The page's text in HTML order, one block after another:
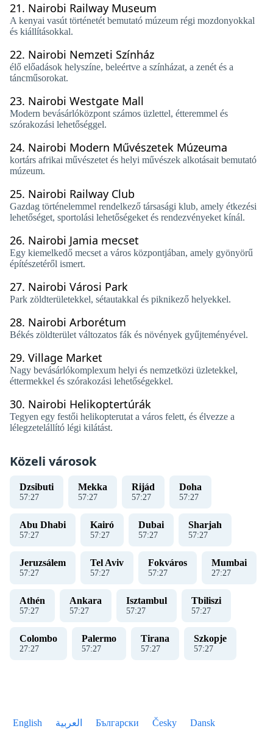
21. Nairobi Railway Museum
A kenyai vasút történetét bemutató múzeum régi mozdonyokkal
és kiállításokkal.
22. Nairobi Nemzeti Színház
élő előadások helyszíne, beleértve a színházat, a zenét és a
táncműsorokat.
23. Nairobi Westgate Mall
Modern bevásárlóközpont számos üzlettel, étteremmel és
szórakozási lehetőséggel.
24. Nairobi Modern Művészetek Múzeuma
kortárs afrikai művészetet és helyi művészek alkotásait bemutató
múzeum.
25. Nairobi Railway Club
Gazdag történelemmel rendelkező társasági klub, amely étkezési
lehetőséget, sportolási lehetőségeket és rendezvényeket kínál.
26. Nairobi Jamia mecset
Egy kiemelkedő mecset a város központjában, amely gyönyörű
építészetéről ismert.
27. Nairobi Városi Park
Park zöldterületekkel, sétautakkal és piknikező helyekkel.
28. Nairobi Arborétum
Békés zöldterület változatos fák és növények gyűjteményével.
29. Village Market
Nagy bevásárlókomplexum helyi és nemzetközi üzletekkel,
éttermekkel és szórakozási lehetőségekkel.
30. Nairobi Helikoptertúrák
Tegyen egy festői helikopterutat a város felett, és élvezze a
lélegzetelállító légi kilátást.
Közeli városok
Dzsibuti
57:27
Mekka
57:27
Rijád
57:27
Doha
57:27
Abu Dhabi
57:27
Kairó
57:27
Dubai
57:27
Sharjah
57:27
Jeruzsálem
57:27
Tel Aviv
57:27
Fokváros
57:27
Mumbai
27:27
Athén
57:27
Ankara
57:27
Isztambul
57:27
Tbiliszi
57:27
Colombo
27:27
Palermo
57:27
Tirana
57:27
Szkopje
57:27
English العربية Български Česky Dansk